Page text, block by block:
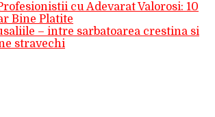
cu Adevarat Valorosi: 10
Bine Platite
– intre sarbatoarea crestina si
stravechi